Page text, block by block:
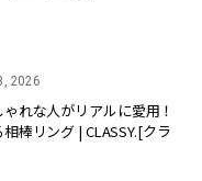
2026
ゃれな人がリアルに愛用！
棒リング | CLASSY.[クラ